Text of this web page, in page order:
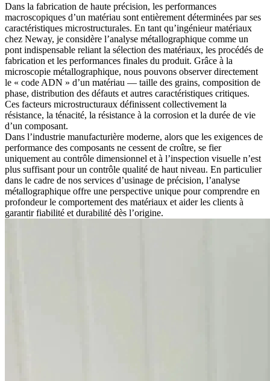
Dans la fabrication de haute précision, les performances
macroscopiques d’un matériau sont entièrement déterminées par ses
caractéristiques microstructurales. En tant qu’ingénieur matériaux
chez Neway, je considère l’analyse métallographique comme un
pont indispensable reliant la sélection des matériaux, les procédés de
fabrication et les performances finales du produit. Grâce à la
microscopie métallographique, nous pouvons observer directement
le « code ADN » d’un matériau — taille des grains, composition de
phase, distribution des défauts et autres caractéristiques critiques.
Ces facteurs microstructuraux définissent collectivement la
résistance, la ténacité, la résistance à la corrosion et la durée de vie
d’un composant.
Dans l’industrie manufacturière moderne, alors que les exigences de
performance des composants ne cessent de croître, se fier
uniquement au contrôle dimensionnel et à l’inspection visuelle n’est
plus suffisant pour un contrôle qualité de haut niveau. En particulier
dans le cadre de nos services d’usinage de précision, l’analyse
métallographique offre une perspective unique pour comprendre en
profondeur le comportement des matériaux et aider les clients à
garantir fiabilité et durabilité dès l’origine.